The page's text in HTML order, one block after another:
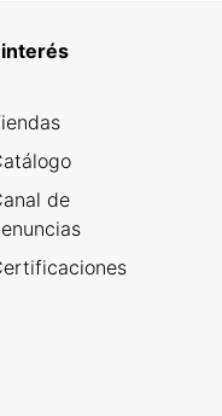
de